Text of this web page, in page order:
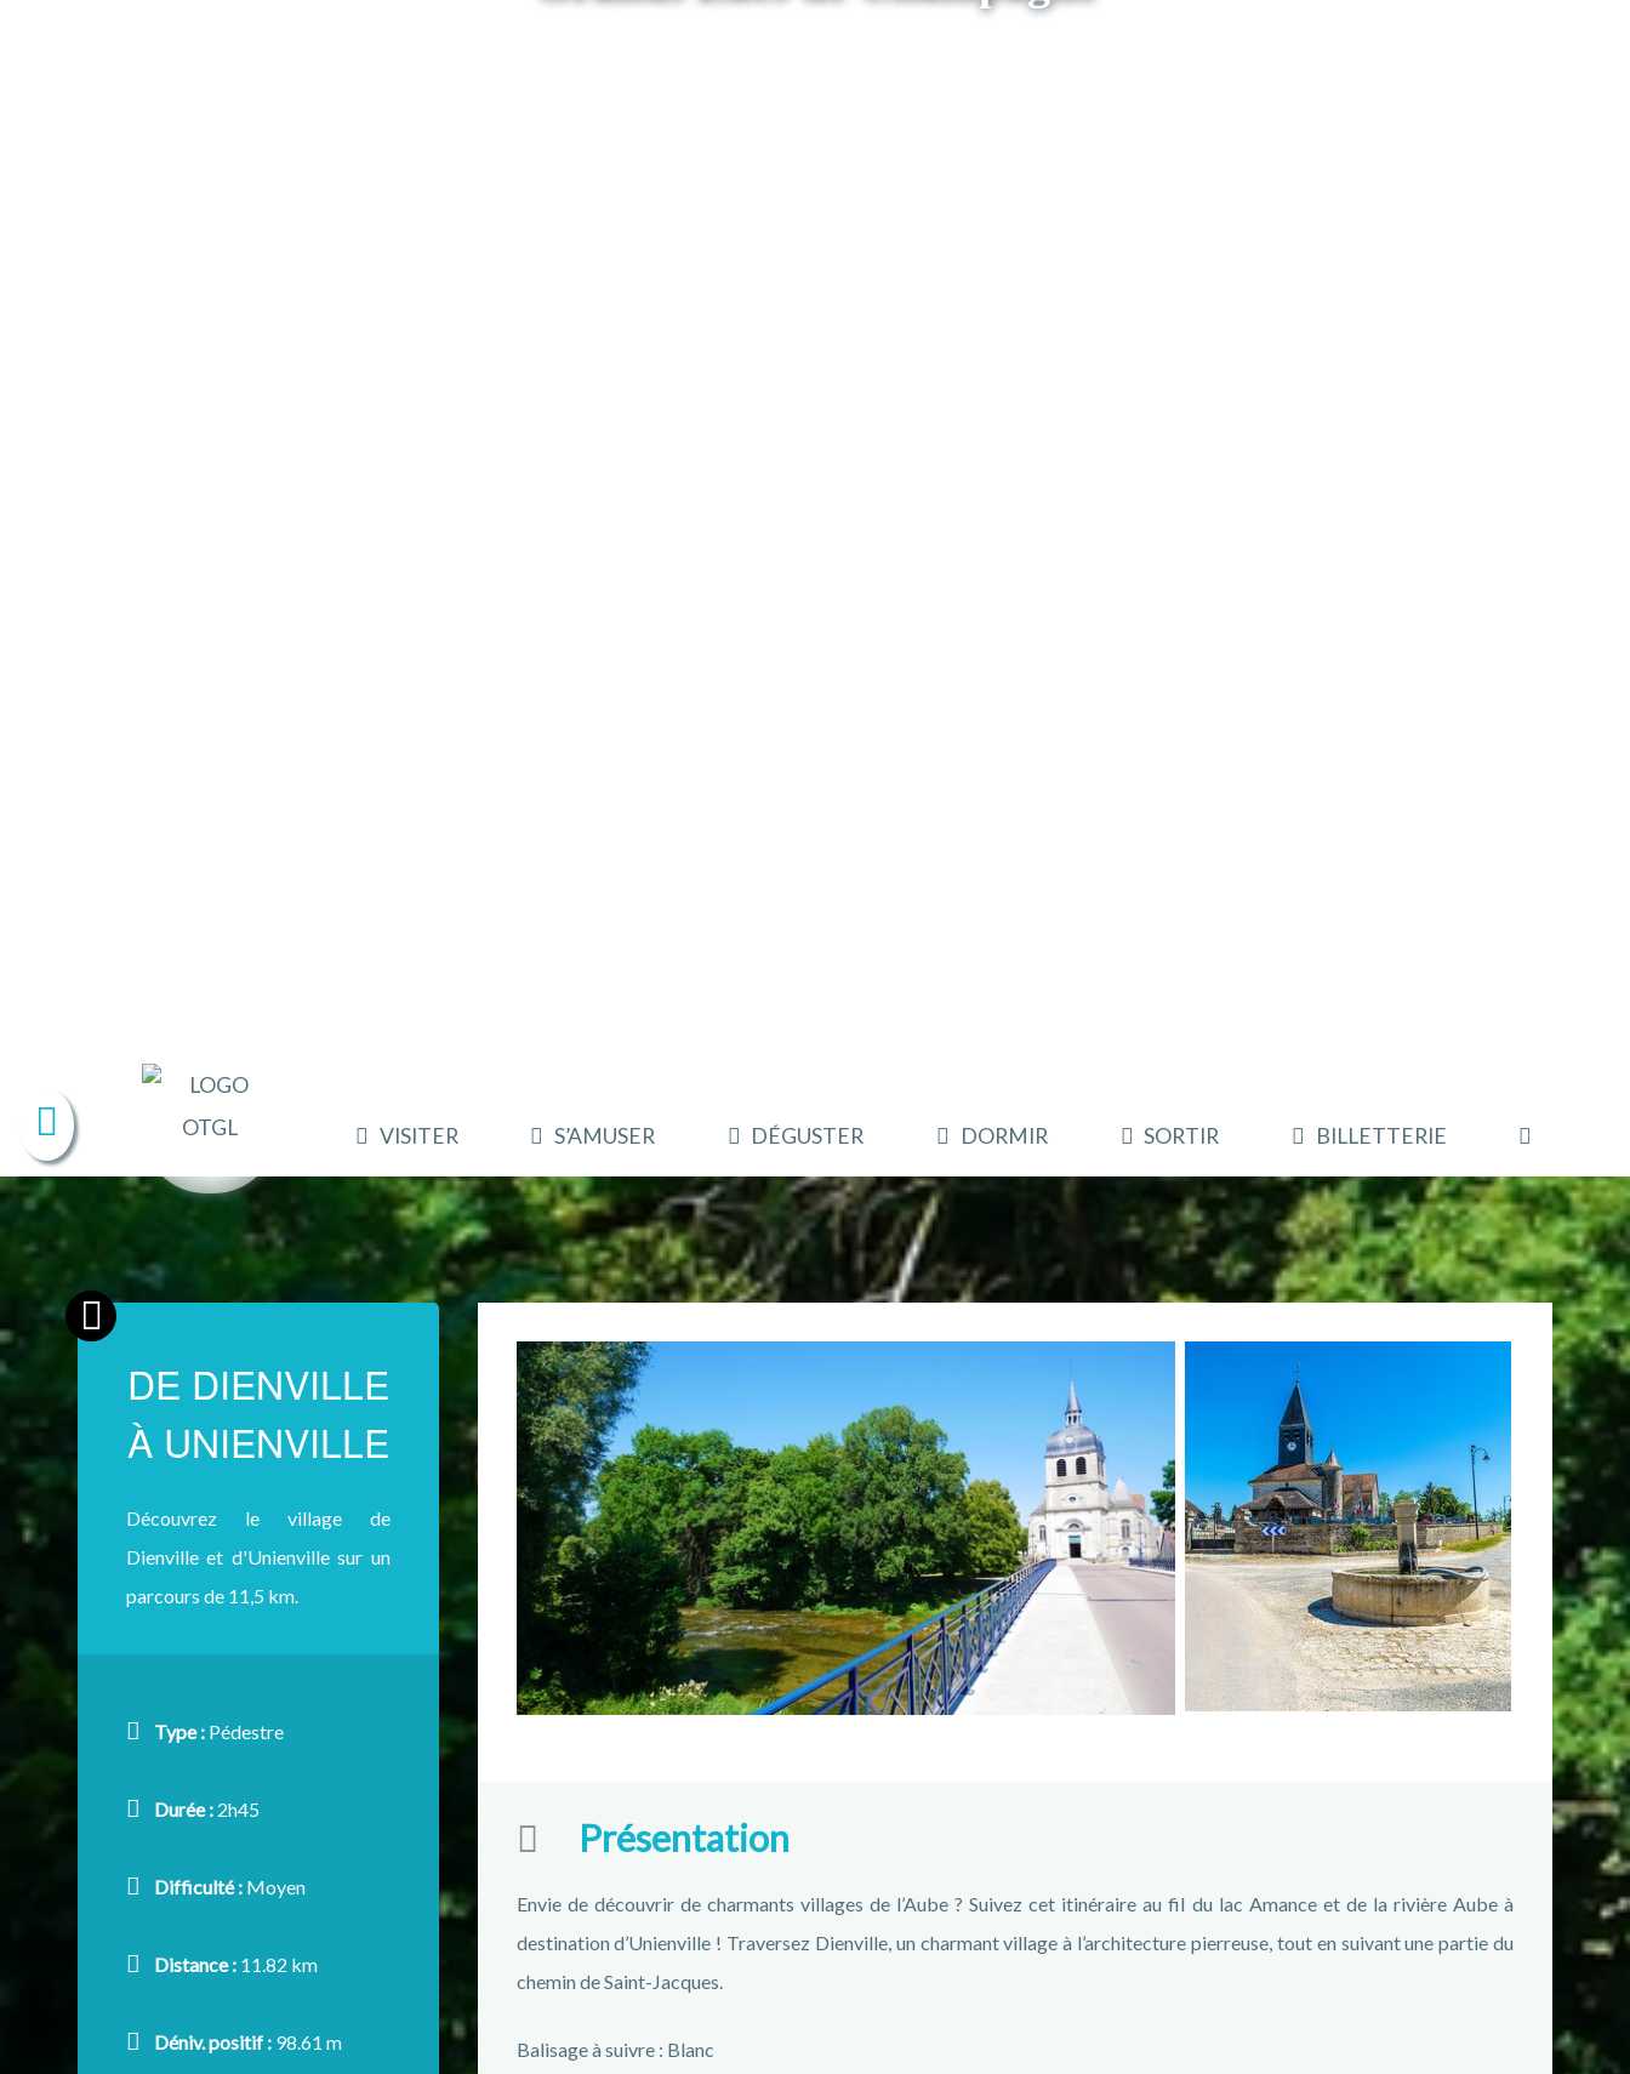
VISITER S’AMUSER DÉGUSTER DORMIR SORTIR BILLETTERIE
DE DIENVILLE
À UNIENVILLE
Découvrez le village de
Dienville et d'Unienville sur un
parcours de 11,5 km.
Type : Pédestre
Durée : 2h45
Difficulté : Moyen
Distance : 11.82 km
Déniv. positif : 98.61 m
Présentation
Envie de découvrir de charmants villages de l’Aube ? Suivez cet itinéraire au fil du lac Amance et de la rivière Aube à
destination d’Unienville ! Traversez Dienville, un charmant village à l’architecture pierreuse, tout en suivant une partie du
chemin de Saint-Jacques.
Balisage à suivre : Blanc